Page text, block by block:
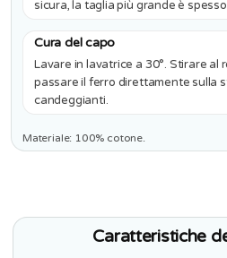
sicura, la taglia più grande è
Cura del capo
Lavare in lavatrice a 30°. Stirare al
passare il ferro direttamente sulla
candeggianti.
Materiale: 100% cotone.
Caratteristiche